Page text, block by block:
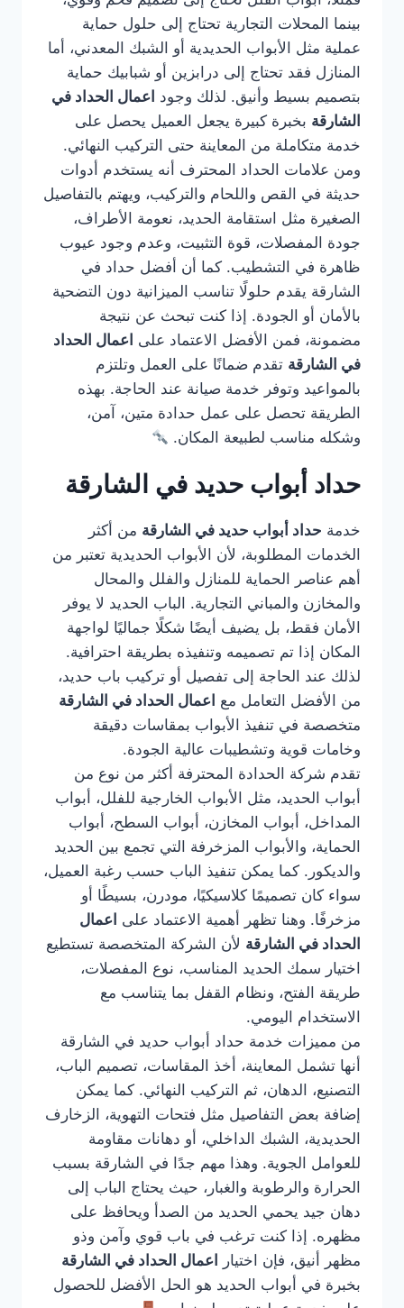
بينما المحلات التجارية تحتاج إلى حلول حماية
عملية مثل الأبواب الحديدية أو الشبك المعدني، أما
المنازل فقد تحتاج إلى درابزين أو شبابيك حماية
بتصميم بسيط وأنيق. لذلك وجود اعمال الحداد في
الشارقة بخبرة كبيرة يجعل العميل يحصل على
خدمة متكاملة من المعاينة حتى التركيب النهائي.
ومن علامات الحداد المحترف أنه يستخدم أدوات
حديثة في القص واللحام والتركيب، ويهتم بالتفاصيل
الصغيرة مثل استقامة الحديد، نعومة الأطراف،
جودة المفصلات، قوة التثبيت، وعدم وجود عيوب
ظاهرة في التشطيب. كما أن أفضل حداد في
الشارقة يقدم حلولًا تناسب الميزانية دون التضحية
بالأمان أو الجودة. إذا كنت تبحث عن نتيجة
مضمونة، فمن الأفضل الاعتماد على اعمال الحداد
في الشارقة تقدم ضمانًا على العمل وتلتزم
بالمواعيد وتوفر خدمة صيانة عند الحاجة. بهذه
الطريقة تحصل على عمل حدادة متين، آمن،
وشكله مناسب لطبيعة المكان.
حداد أبواب حديد في الشارقة
خدمة حداد أبواب حديد في الشارقة من أكثر
الخدمات المطلوبة، لأن الأبواب الحديدية تعتبر من
أهم عناصر الحماية للمنازل والفلل والمحال
والمخازن والمباني التجارية. الباب الحديد لا يوفر
الأمان فقط، بل يضيف أيضًا شكلًا جماليًا لواجهة
المكان إذا تم تصميمه وتنفيذه بطريقة احترافية.
لذلك عند الحاجة إلى تفصيل أو تركيب باب حديد،
من الأفضل التعامل مع اعمال الحداد في الشارقة
متخصصة في تنفيذ الأبواب بمقاسات دقيقة
وخامات قوية وتشطيبات عالية الجودة.
تقدم شركة الحدادة المحترفة أكثر من نوع من
أبواب الحديد، مثل الأبواب الخارجية للفلل، أبواب
المداخل، أبواب المخازن، أبواب السطح، أبواب
الحماية، والأبواب المزخرفة التي تجمع بين الحديد
والديكور. كما يمكن تنفيذ الباب حسب رغبة العميل،
سواء كان تصميمًا كلاسيكيًا، مودرن، بسيطًا أو
مزخرفًا. وهنا تظهر أهمية الاعتماد على اعمال
الحداد في الشارقة لأن الشركة المتخصصة تستطيع
اختيار سمك الحديد المناسب، نوع المفصلات،
طريقة الفتح، ونظام القفل بما يتناسب مع
الاستخدام اليومي.
من مميزات خدمة حداد أبواب حديد في الشارقة
أنها تشمل المعاينة، أخذ المقاسات، تصميم الباب،
التصنيع، الدهان، ثم التركيب النهائي. كما يمكن
إضافة بعض التفاصيل مثل فتحات التهوية، الزخارف
الحديدية، الشبك الداخلي، أو دهانات مقاومة
للعوامل الجوية. وهذا مهم جدًا في الشارقة بسبب
الحرارة والرطوبة والغبار، حيث يحتاج الباب إلى
دهان جيد يحمي الحديد من الصدأ ويحافظ على
مظهره. إذا كنت ترغب في باب قوي وآمن وذو
مظهر أنيق، فإن اختيار
اعمال الحداد في الشارقة
بخبرة في أبواب الحديد هو الحل الأفضل للحصول